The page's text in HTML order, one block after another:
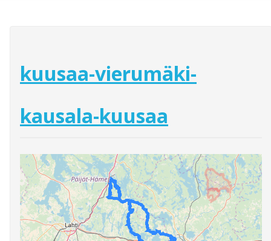
kuusaa-vierumäki-
kausala-kuusaa